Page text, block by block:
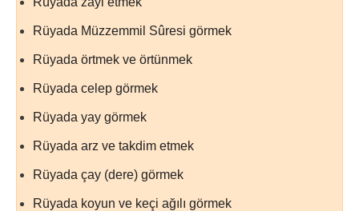
Rüyada Müzzemmil Sûresi görmek
Rüyada örtmek ve örtünmek
Rüyada celep görmek
Rüyada yay görmek
Rüyada arz ve takdim etmek
Rüyada çay (dere) görmek
Rüyada koyun ve keçi ağılı görmek